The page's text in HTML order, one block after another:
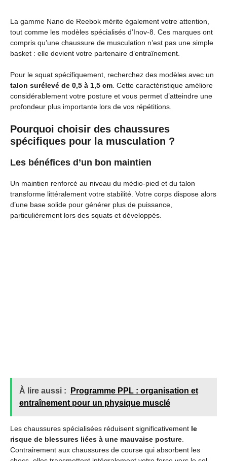
La gamme Nano de Reebok mérite également votre attention,
tout comme les modèles spécialisés d’Inov-8. Ces marques ont
compris qu’une chaussure de musculation n’est pas une simple
basket : elle devient votre partenaire d’entraînement.
Pour le squat spécifiquement, recherchez des modèles avec un
talon surélevé de 0,5 à 1,5 cm . Cette caractéristique améliore
considérablement votre posture et vous permet d’atteindre une
profondeur plus importante lors de vos répétitions.
Pourquoi choisir des chaussures
spécifiques pour la musculation ?
Les bénéfices d’un bon maintien
Un maintien renforcé au niveau du médio-pied et du talon
transforme littéralement votre stabilité. Votre corps dispose alors
d’une base solide pour générer plus de puissance,
particulièrement lors des squats et développés.
À lire aussi :
Programme PPL : organisation et
entraînement pour un physique musclé
Les chaussures spécialisées réduisent significativement le
risque de blessures liées à une mauvaise posture
Contrairement aux chaussures de course qui absorbent les